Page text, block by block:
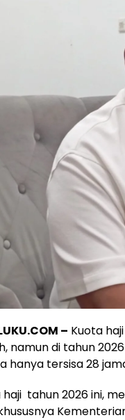
– Kuota
namun di tahun
hanya tersisa 28
tahun 2026 ini,